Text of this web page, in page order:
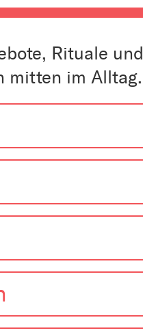
Rituale und
mitten im Alltag.